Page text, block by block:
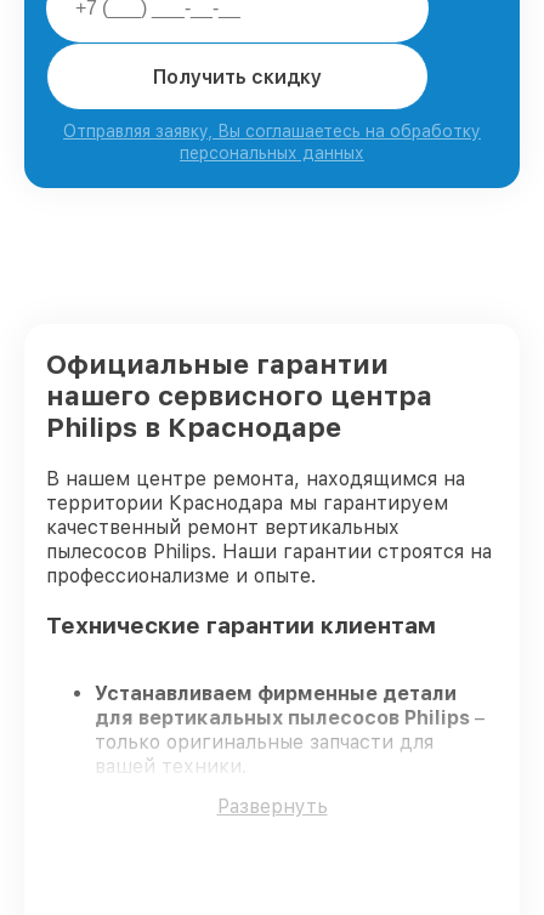
Получить скидку
Отправляя заявку, Вы соглашаетесь на обработку
персональных данных
Официальные гарантии
нашего сервисного центра
Philips в Краснодаре
В нашем центре ремонта, находящимся на
территории Краснодара мы гарантируем
качественный ремонт вертикальных
пылесосов Philips. Наши гарантии строятся на
профессионализме и опыте.
Технические гарантии клиентам
Устанавливаем фирменные детали
для вертикальных пылесосов Philips –
только оригинальные запчасти для
вашей техники.
проходят строгий отбор, что
Развернуть